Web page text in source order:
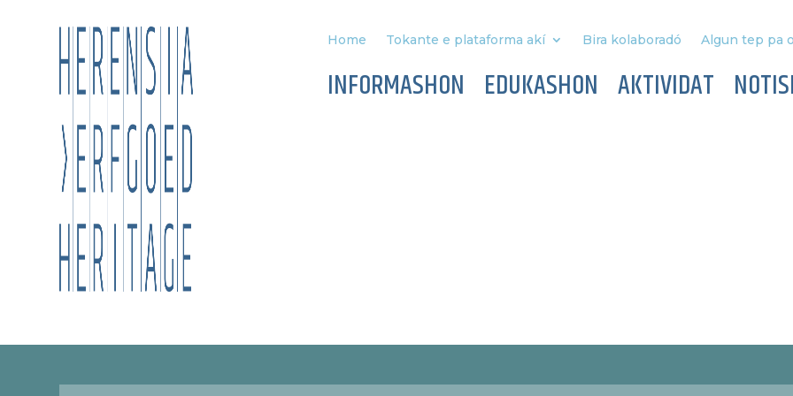
Home Tokante e plataforma akí Bira kolaboradó Algun tep pa
INFORMASHON EDUKASHON AKTIVIDAT